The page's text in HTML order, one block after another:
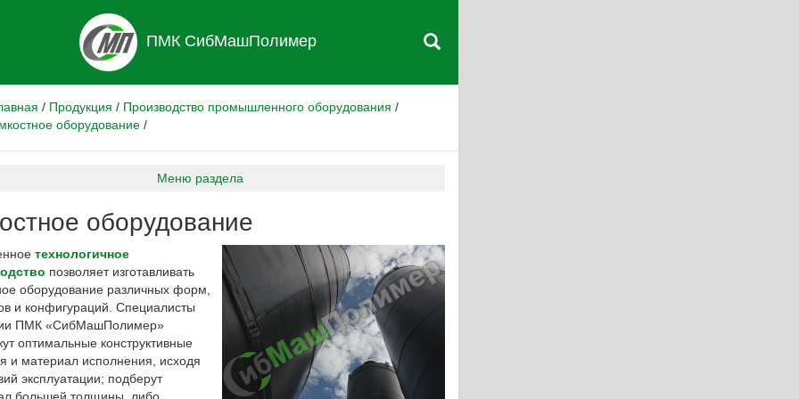
ПМК СибМашПолимер
/ Продукция / Производство промышленного оборудования /
оборудование /
Меню раздела
оборудование
технологичное
позволяет изготавливать
оборудование различных форм,
и конфигураций. Специалисты
ПМК «СибМашПолимер»
оптимальные конструктивные
и материал исполнения, исходя
эксплуатации; подберут